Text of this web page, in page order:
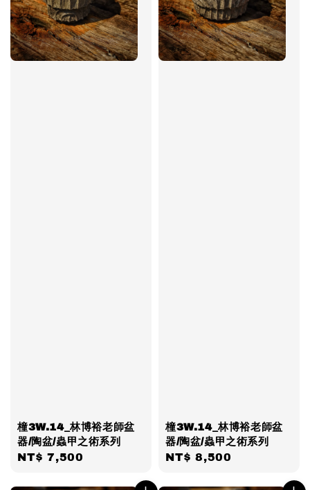
橦3W.14_林博裕老師盆
器/陶盆/蟲甲之術系列
Regular
NT$ 7,500
橦3W.14_林博裕老師盆
器/陶盆/蟲甲之術系列
Regular
NT$ 8,500